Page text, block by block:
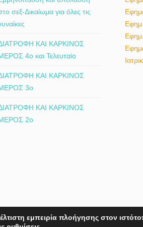
σεξ-Δικαίωμα για όλες τις
ΚΑΙ ΚΑΡΚΙΝΟΣ
4ο και Τελευταίο
ΚΑΙ ΚΑΡΚΙΝΟΣ
3ο
ΚΑΙ ΚΑΡΚΙΝΟΣ
2ο
reserved.
εμπειρία πλοήγησης στον